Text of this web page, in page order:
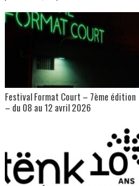
Festival Format Court – 7ème édition
– du 08 au 12 avril 2026